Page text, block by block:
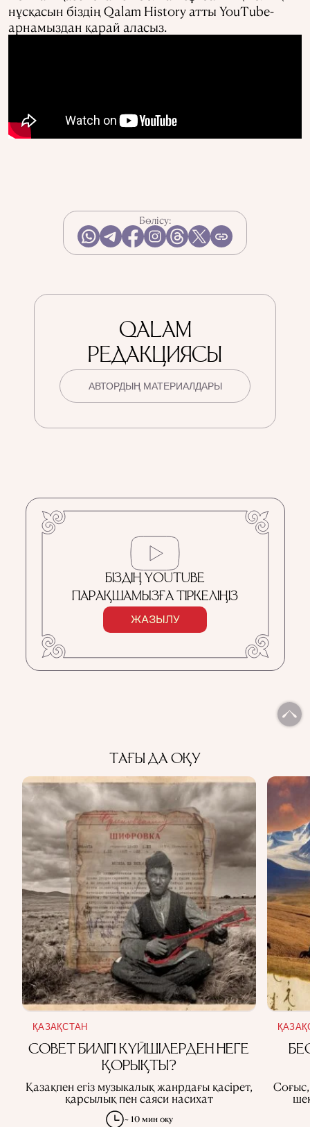
нұсқасын біздің Qalam History атты YouTube-
арнамыздан қарай аласыз.
Бөлісу:
QALAM
РЕДАКЦИЯСЫ
АВТОРДЫҢ МАТЕРИАЛДАРЫ
БІЗДІҢ YOUTUBE
ПАРАҚШАМЫЗҒА ТІРКЕЛІҢІЗ
ЖАЗЫЛУ
ТАҒЫ ДА ОҚУ
ҚАЗАҚСТАН
СОВЕТ БИЛІГІ КҮЙШІЛЕРДЕН НЕГЕ
ҚОРЫҚТЫ?
Қазақпен егіз музыкалық жанрдағы қасірет,
қарсылық пен саяси насихат
~ 10 мин оқу